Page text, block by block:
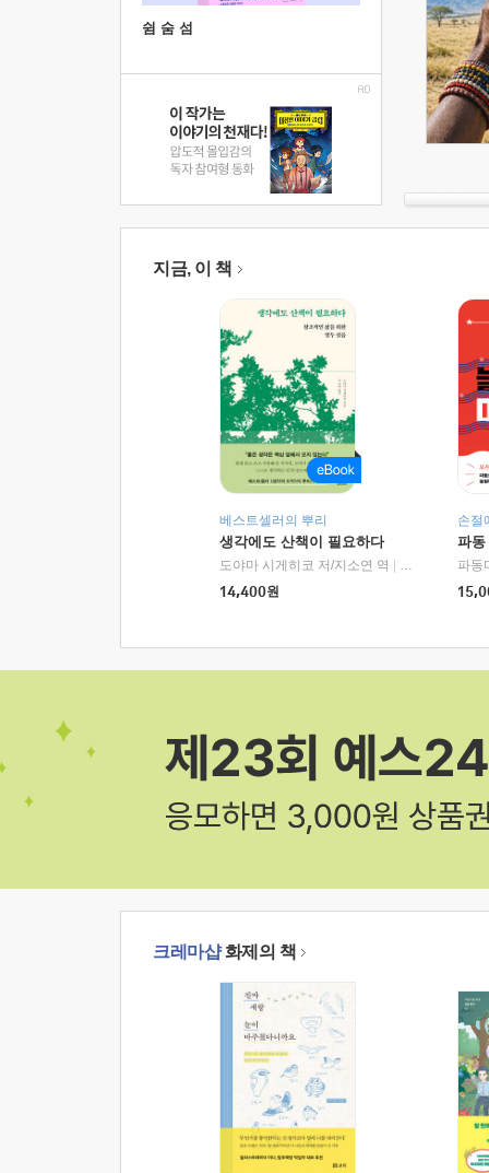
쉼 숨 섬
지금, 이 책
베스트셀러의 뿌리
생각에도 산책이 필요하다
도야마 시게히코 저/지소연 역
알에이치코리
14,400원
손절
파동
파동
크레마샵화제의 책